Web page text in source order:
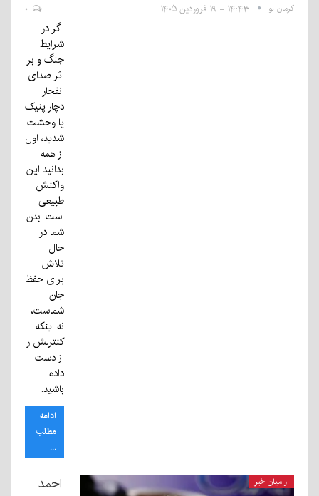
کرمان نو ۱۴:۴۳ - ۱۹ فروردین ۱۴۰۵
اگر در
شرایط
جنگ و بر
اثر صدای
انفجار
دچار پنیک
یا وحشت
شدید، اول
از همه
بدانید این
واکنش
طبیعی
است. بدن
شما در
حال
تلاش
برای حفظ
جان
شماست،
نه اینکه
کنترلش را
از دست
داده
باشید.
ادامه
مطلب
...
از میان خبر احمد